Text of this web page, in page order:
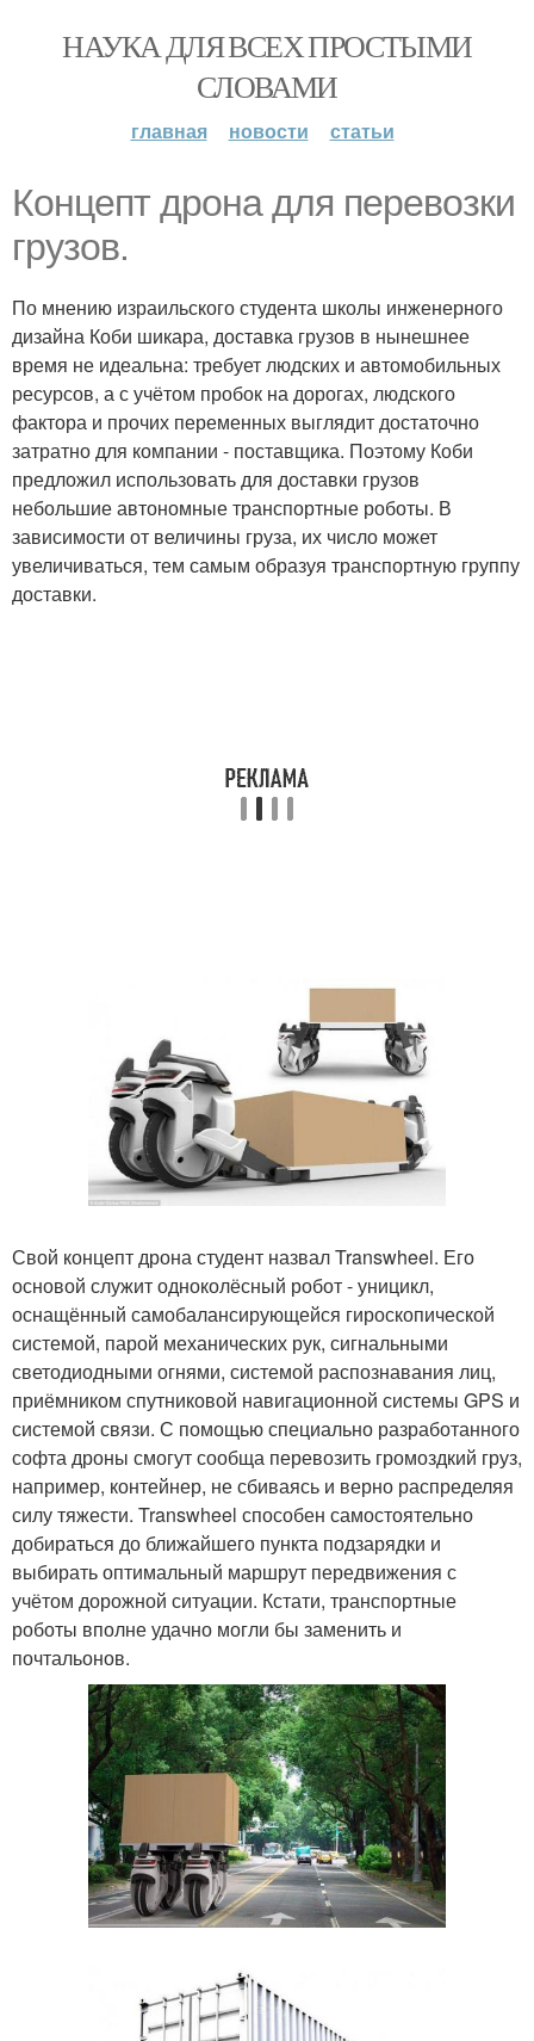
НАУКА ДЛЯ ВСЕХ ПРОСТЫМИ
СЛОВАМИ
главная новости статьи
Концепт дрона для перевозки
грузов.
По мнению израильского студента школы инженерного
дизайна Коби шикара, доставка грузов в нынешнее
время не идеальна: требует людских и автомобильных
ресурсов, а с учётом пробок на дорогах, людского
фактора и прочих переменных выглядит достаточно
затратно для компании - поставщика. Поэтому Коби
предложил использовать для доставки грузов
небольшие автономные транспортные роботы. В
зависимости от величины груза, их число может
увеличиваться, тем самым образуя транспортную группу
доставки.
Свой концепт дрона студент назвал Transwheel. Его
основой служит одноколёсный робот - уницикл,
оснащённый самобалансирующейся гироскопической
системой, парой механических рук, сигнальными
светодиодными огнями, системой распознавания лиц,
приёмником спутниковой навигационной системы GPS и
системой связи. С помощью специально разработанного
софта дроны смогут сообща перевозить громоздкий груз,
например, контейнер, не сбиваясь и верно распределяя
силу тяжести. Transwheel способен самостоятельно
добираться до ближайшего пункта подзарядки и
выбирать оптимальный маршрут передвижения с
учётом дорожной ситуации. Кстати, транспортные
роботы вполне удачно могли бы заменить и
почтальонов.